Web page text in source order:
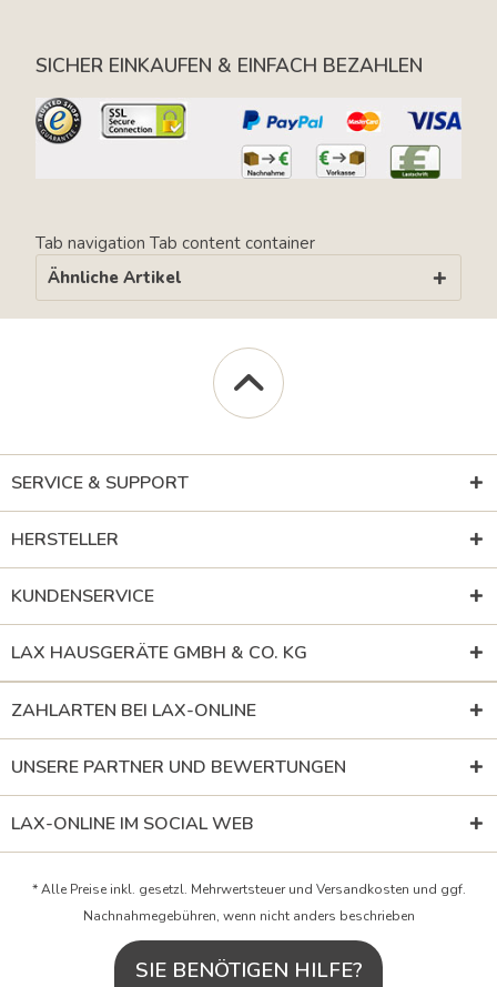
SICHER EINKAUFEN & EINFACH BEZAHLEN
Tab navigation Tab content container
Ähnliche Artikel
SERVICE & SUPPORT
HERSTELLER
KUNDENSERVICE
LAX HAUSGERÄTE GMBH & CO. KG
ZAHLARTEN BEI LAX-ONLINE
UNSERE PARTNER UND BEWERTUNGEN
LAX-ONLINE IM SOCIAL WEB
* Alle Preise inkl. gesetzl. Mehrwertsteuer und Versandkosten und ggf.
Nachnahmegebühren, wenn nicht anders beschrieben
SIE BENÖTIGEN HILFE?